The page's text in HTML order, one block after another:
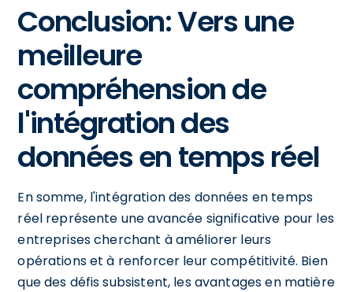
Conclusion: Vers une
meilleure
compréhension de
l'intégration des
données en temps réel
En somme, l'intégration des données en temps
réel représente une avancée significative pour les
entreprises cherchant à améliorer leurs
opérations et à renforcer leur compétitivité. Bien
que des défis subsistent, les avantages en matière